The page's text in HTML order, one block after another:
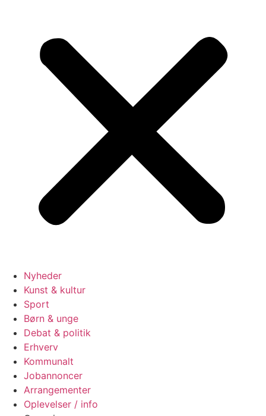
Nyheder
Kunst & kultur
Sport
Børn & unge
Debat & politik
Erhverv
Kommunalt
Jobannoncer
Arrangementer
Oplevelser / info